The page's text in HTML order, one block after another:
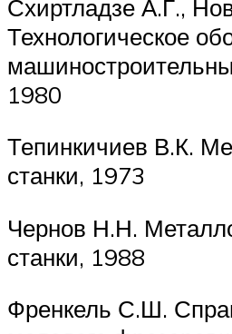
Схиртладзе А.Г.,
Технологическое
1980
Тепинкичиев В.К.
станки, 1973
Чернов Н.Н.
станки, 1988
Френкель С.Ш.